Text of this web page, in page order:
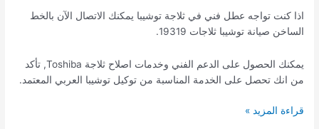
اذا كنت تواجه عطل فني في ثلاجة توشيبا يمكنك الاتصال الآن بالخط
الساخن صيانة توشيبا ثلاجات 19319.
يمكنك الحصول على الدعم الفني وخدمات اصلاح ثلاجة Toshiba, تأكد
من انك تحصل على الخدمة المناسبة من توكيل توشيبا العربي المعتمد.
قراءة المزيد »